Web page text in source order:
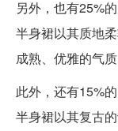
另外，也有25%
半身裙以其质地
成熟、优雅的气质
此外，还有15%
半身裙以其复古